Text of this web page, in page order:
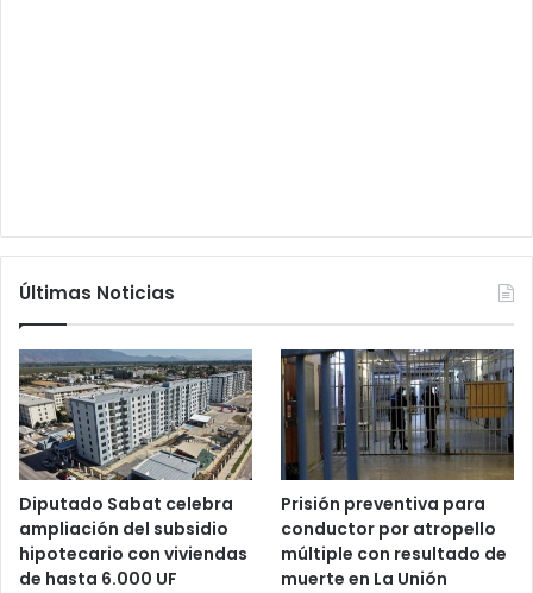
Últimas Noticias
Diputado Sabat celebra
ampliación del subsidio
hipotecario con viviendas
de hasta 6.000 UF
Prisión preventiva para
conductor por atropello
múltiple con resultado de
muerte en La Unión